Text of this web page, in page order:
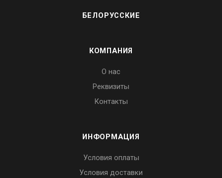
БЕЛОРУССКИЕ
КОМПАНИЯ
О нас
Реквизиты
Контакты
ИНФОРМАЦИЯ
Условия оплаты
Условия доставки